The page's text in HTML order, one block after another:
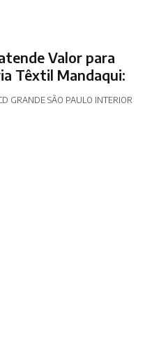
Valor para
Têxtil Mandaqui:
GRANDE SÃO PAULO INTERIOR